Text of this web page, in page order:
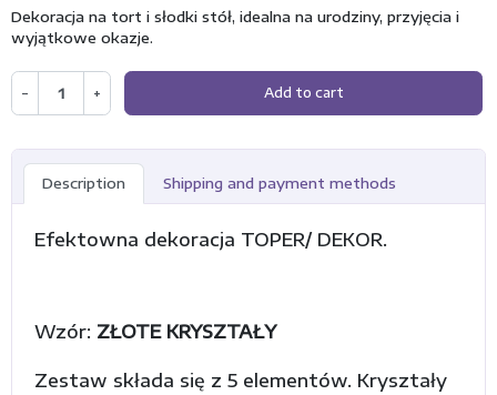
Dekoracja na tort i słodki stół, idealna na urodziny, przyjęcia i
wyjątkowe okazje.
− + Add to cart
Description Shipping and payment methods
Efektowna dekoracja TOPER/ DEKOR.
Wzór: ZŁOTE KRYSZTAŁY
Zestaw składa się z 5 elementów. Kryształy